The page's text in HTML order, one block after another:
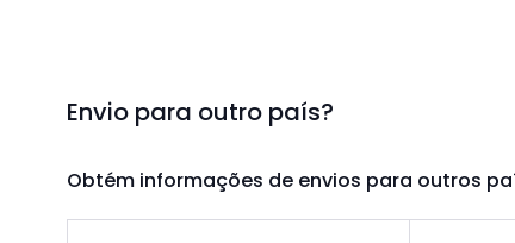
Envio para outro país?
Obtém informações de envios para outros